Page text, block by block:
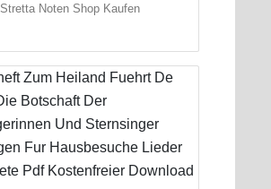
Stretta Noten Shop Kaufen